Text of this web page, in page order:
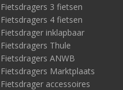
Fietsdragers 3 fietsen
Fietsdragers 4 fietsen
Fietsdrager inklapbaar
Fietsdragers Thule
Fietsdragers ANWB
Fietsdragers Marktplaats
Fietsdrager accessoires